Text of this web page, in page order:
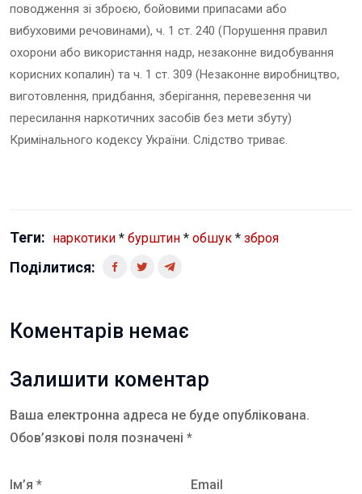
поводження зі зброєю, бойовими припасами або
вибуховими речовинами), ч. 1 ст. 240 (Порушення правил
охорони або використання надр, незаконне видобування
корисних копалин) та ч. 1 ст. 309 (Незаконне виробництво,
виготовлення, придбання, зберігання, перевезення чи
пересилання наркотичних засобів без мети збуту)
Кримінального кодексу України. Слідство триває.
Теги: наркотики * бурштин * обшук * зброя
Поділитися:
Коментарів немає
Залишити коментар
Ваша електронна адреса не буде опублікована.
Обов’язкові поля позначені *
Ім’я * Email